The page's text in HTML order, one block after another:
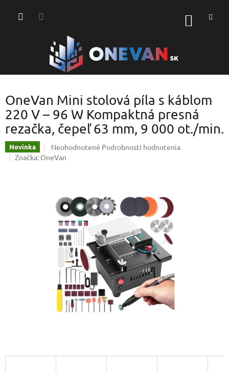
OneVan Mini stolová píla s káblom
220 V – 96 W Kompaktná presná
rezačka, čepeľ 63 mm, 9 000 ot./min.
Novinka
Priemerné
hodnotenie
hviezdičiek.
Neohodnotené Podrobnosti hodnotenia
Značka: OneVan